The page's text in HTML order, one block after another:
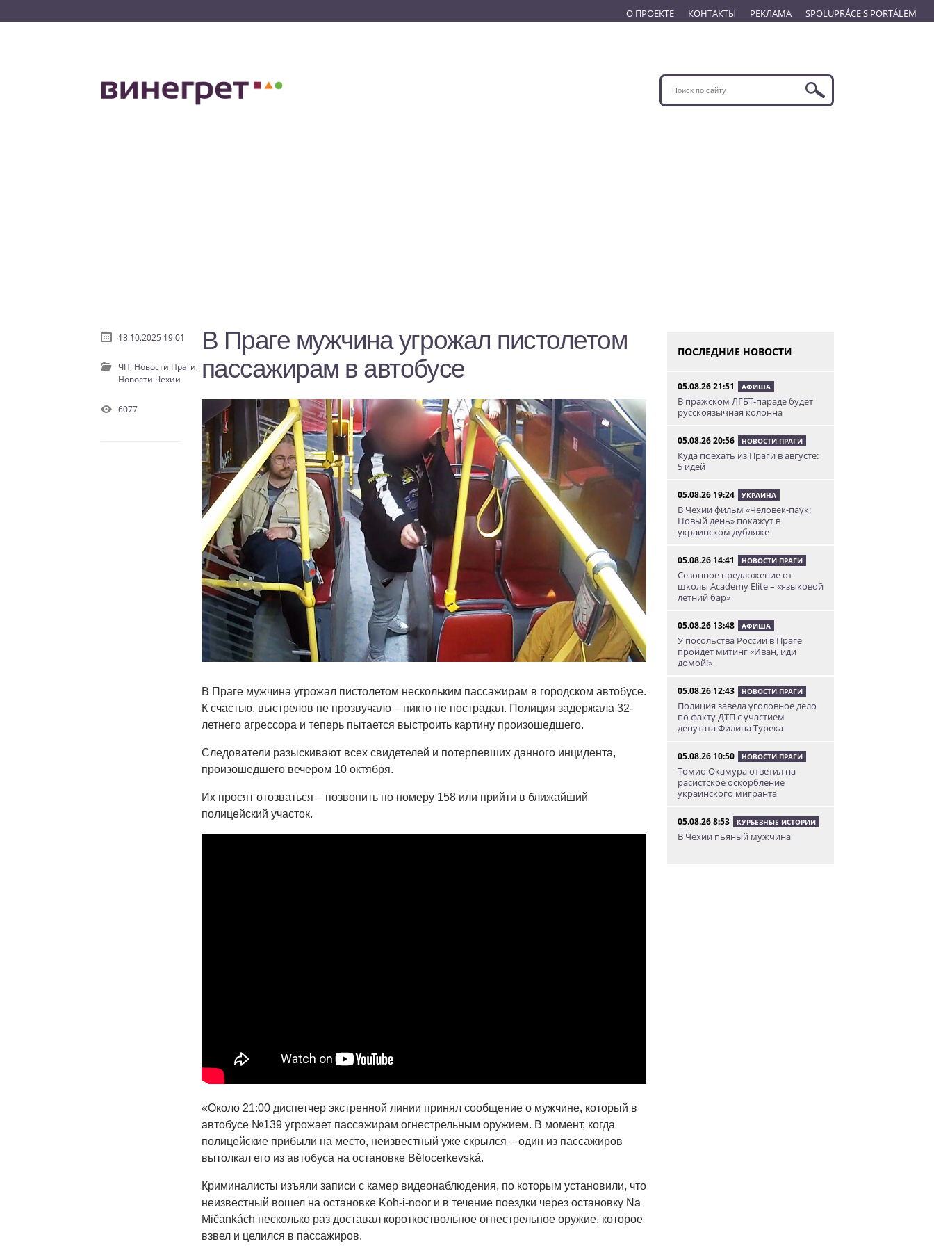
О ПРОЕКТЕ КОНТАКТЫ РЕКЛАМА SPOLUPRÁCE S PORTÁLEM
В Праге мужчина угрожал пистолетом
пассажирам в автобусе
В Праге мужчина угрожал пистолетом нескольким пассажирам в городском автобусе.
К счастью, выстрелов не прозвучало – никто не пострадал. Полиция задержала 32-
летнего агрессора и теперь пытается выстроить картину произошедшего.
Следователи разыскивают всех свидетелей и потерпевших данного инцидента,
произошедшего вечером 10 октября.
Их просят отозваться – позвонить по номеру 158 или прийти в ближайший
полицейский участок.
«Около 21:00 диспетчер экстренной линии принял сообщение о мужчине, который в
автобусе №139 угрожает пассажирам огнестрельным оружием. В момент, когда
полицейские прибыли на место, неизвестный уже скрылся – один из пассажиров
вытолкал его из автобуса на остановке Bělocerkevská.
Криминалисты изъяли записи с камер видеонаблюдения, по которым установили, что
неизвестный вошел на остановке Koh-i-noor и в течение поездки через остановку Na
Mičankách несколько раз доставал короткоствольное огнестрельное оружие, которое
взвел и целился в пассажиров.
18.10.2025 19:01
ЧП, Новости Праги,
Новости Чехии
6077
ПОСЛЕДНИЕ НОВОСТИ
05.08.26 21:51 АФИША
В пражском ЛГБТ-параде будет
русскоязычная колонна
05.08.26 20:56 НОВОСТИ ПРАГИ
Куда поехать из Праги в августе:
5 идей
05.08.26 19:24 УКРАИНА
В Чехии фильм «Человек-паук:
Новый день» покажут в
украинском дубляже
05.08.26 14:41 НОВОСТИ ПРАГИ
Сезонное предложение от
школы Academy Elite – «языковой
летний бар»
05.08.26 13:48 АФИША
У посольства России в Праге
пройдет митинг «Иван, иди
домой!»
05.08.26 12:43 НОВОСТИ ПРАГИ
Полиция завела уголовное дело
по факту ДТП с участием
депутата Филипа Турека
05.08.26 10:50 НОВОСТИ ПРАГИ
Томио Окамура ответил на
расистское оскорбление
украинского мигранта
05.08.26 8:53 КУРЬЕЗНЫЕ ИСТОРИИ
В Чехии пьяный мужчина